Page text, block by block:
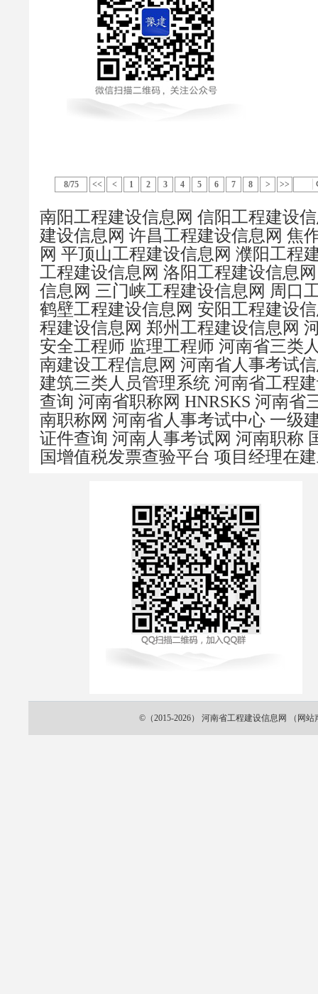
8/75 << < 1 2 3 4 5 6 7 8 > >>
南阳工程建设信息网 信阳工程建设
建设信息网 许昌工程建设信息网 焦
网 平顶山工程建设信息网 濮阳工程
工程建设信息网 洛阳工程建设信息网
信息网 三门峡工程建设信息网 周口
鹤壁工程建设信息网 安阳工程建设
程建设信息网 郑州工程建设信息网
安全工程师 监理工程师 河南省三类
南建设工程信息网 河南省人事考试
建筑三类人员管理系统 河南省工程
查询 河南省职称网 HNRSKS 河南省
南职称网 河南省人事考试中心 一级
证件查询 河南人事考试网 河南职称
国增值税发票查验平台 项目经理在
©（2015-2026） 河南省工程建设信息网 （ 网站